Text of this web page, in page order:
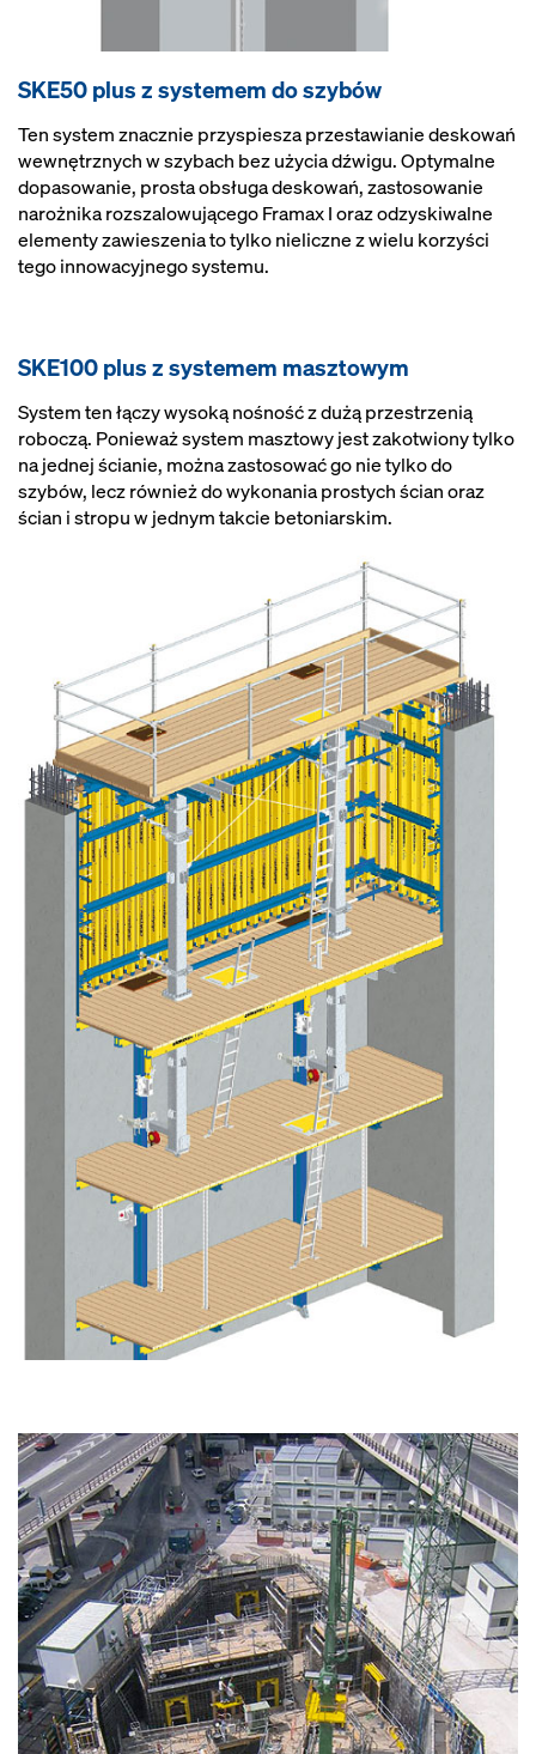
SKE50 plus z systemem do szybów
Ten system znacznie przyspiesza przestawianie deskowań
wewnętrznych w szybach bez użycia dźwigu. Optymalne
dopasowanie, prosta obsługa deskowań, zastosowanie
narożnika rozszalowującego Framax I oraz odzyskiwalne
elementy zawieszenia to tylko nieliczne z wielu korzyści
tego innowacyjnego systemu.
SKE100 plus z systemem masztowym
System ten łączy wysoką nośność z dużą przestrzenią
roboczą. Ponieważ system masztowy jest zakotwiony tylko
na jednej ścianie, można zastosować go nie tylko do
szybów, lecz również do wykonania prostych ścian oraz
ścian i stropu w jednym takcie betoniarskim.